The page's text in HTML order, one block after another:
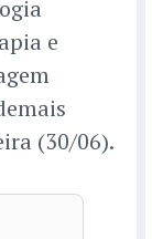
e
(30/06).